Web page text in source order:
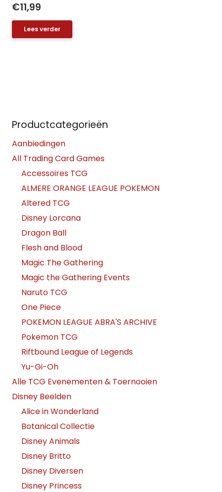
€11,99
Lees verder
Productcategorieën
Aanbiedingen
All Trading Card Games
Accessoires TCG
ALMERE ORANGE LEAGUE POKEMON
Altered TCG
Disney Lorcana
Dragon Ball
Flesh and Blood
Magic The Gathering
Magic the Gathering Events
Naruto TCG
One Piece
POKEMON LEAGUE ABRA'S ARCHIVE
Pokemon TCG
Riftbound League of Legends
Yu-Gi-Oh
Alle TCG Evenementen & Toernooien
Disney Beelden
Alice in Wonderland
Botanical Collectie
Disney Animals
Disney Britto
Disney Diversen
Disney Princess